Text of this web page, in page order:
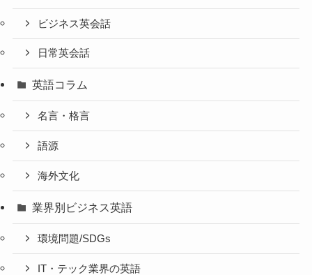
ビジネス英会話
日常英会話
英語コラム
名言・格言
語源
海外文化
業界別ビジネス英語
環境問題/SDGs
IT・テック業界の英語